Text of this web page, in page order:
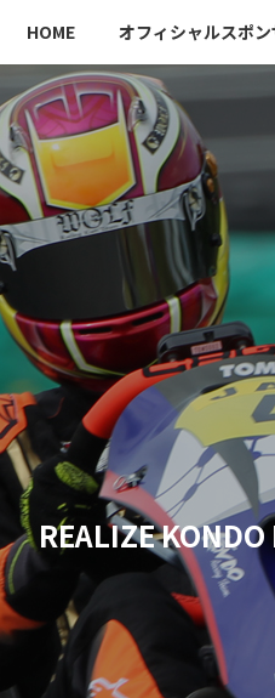
HOME オフィシャルスポン
REALIZE